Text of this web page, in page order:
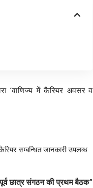
‘वाणिज्य में कैरियर अवसर व
सम्बन्धित जानकारी उपलब्ध
छात्र संगठन की प्रथम बैठक”